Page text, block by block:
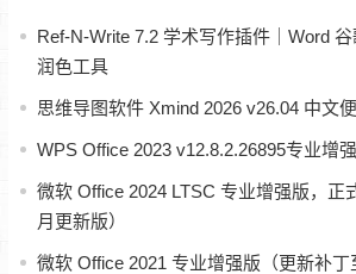
Ref‑N‑Write 7.2 学术写作插件｜Word
润色工具
思维导图软件 Xmind 2026 v26.04 中文
WPS Office 2023 v12.8.2.26895专业增
微软 Office 2024 LTSC 专业增强版，正
月更新版）
微软 Office 2021 专业增强版（更新补丁